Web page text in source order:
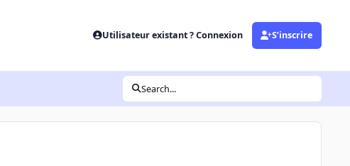
Utilisateur existant ? Connexion S’inscrire
Search...